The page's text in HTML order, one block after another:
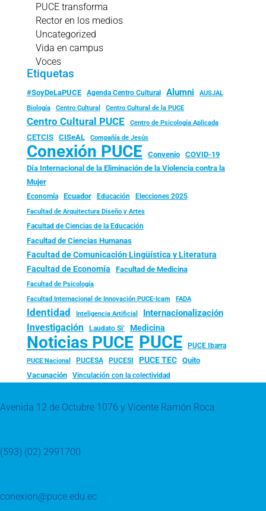
PUCE transforma
Rector en los medios
Uncategorized
Vida en campus
Voces
Etiquetas
#SoyDeLaPUCE Agenda Centro Cultural Alumni
AUSJAL
Biología
Centro Cultural Centro Cultural de la PUCE
Centro Cultural PUCE Centro de Psicología Aplicada
CETCIS CISeAL Compañía de Jesús
Conexión PUCE Convenio
COVID-19
Día Internacional de la Eliminación de la Violencia contra la
Mujer
Economía Ecuador Educación Elecciones 2025
Facultad de Arquitectura Diseño y Artes
Facultad de Ciencias de la Educación
Facultad de Ciencias Humanas
Facultad de Comunicación Lingüística y Literatura
Facultad de Economía Facultad de Medicina
Facultad de Psicología
Facultad Internacional de Innovación PUCE-Icam FADA
Identidad Inteligencia Artificial Internacionalización
Investigación Laudato Si’ Medicina
Noticias PUCE PUCE PUCE Ibarra
PUCE Nacional PUCESA PUCESI PUCE TEC
Quito
Vacunación
Vinculación con la colectividad
Avenida 12 de Octubre 1076 y Vicente Ramón Roca
(593) (02) 2991700
conexion@puce.edu.ec